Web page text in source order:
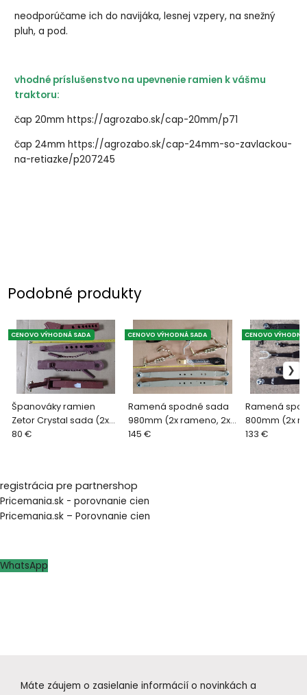
neodporúčame ich do navijáka, lesnej vzpery, na snežný
pluh, a pod.
vhodné príslušenstvo na upevnenie ramien k vášmu
traktoru:
čap 20mmhttps://agrozabo.sk/cap-20mm/p71
čap 24mmhttps://agrozabo.sk/cap-24mm-so-zavlackou-
na-retiazke/p207245
Podobné produkty
Španováky ramien
Zetor Crystal sada (2x
vonkajší teleskop a 2x
CENOVO VÝHODNÁ SADA
80 €
Ramená spodné sada
980mm (2x rameno, 2x
tiahlo, 2x španovák)
CENOVO VÝHODNÁ SADA
145 €
Ramená
800mm (2x
tiahlo, 2x
CENOVO VÝHODNÁ
133 €
registrácia pre partnershop
Pricemania.sk - porovnanie cien
Pricemania.sk – Porovnanie cien
WhatsApp
Máte záujem o zasielanie informácií o novinkách a